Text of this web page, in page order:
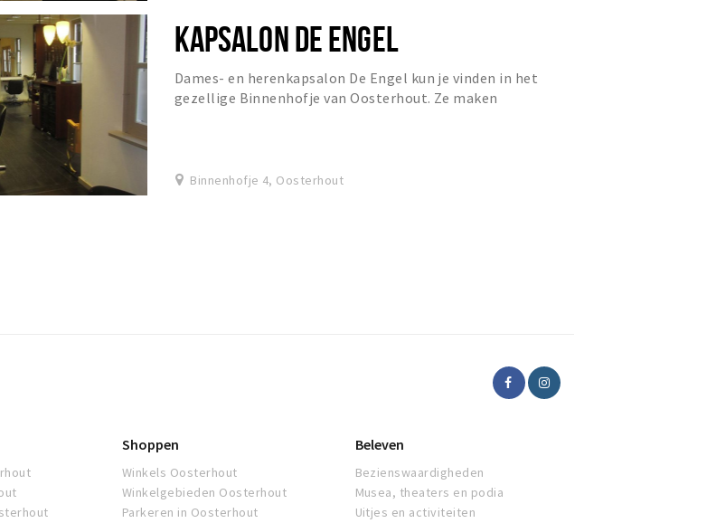
KAPSALON DE ENGEL
Dames- en herenkapsalon De Engel kun je vinden in het
gezellige Binnenhofje van Oosterhout. Ze maken
Binnenhofje 4, Oosterhout
Shoppen
Winkels Oosterhout
Winkelgebieden Oosterhout
Parkeren in Oosterhout
Beleven
Bezienswaardigheden
Musea, theaters en podia
Uitjes en activiteiten